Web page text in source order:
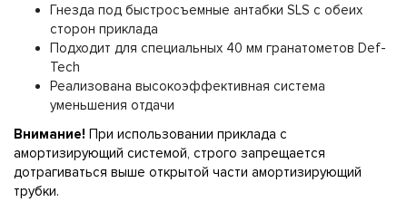
Гнезда под быстросъемные антабки SLS с обеих
сторон приклада
Подходит для специальных 40 мм гранатометов Def-
Tech
Реализована высокоэффективная система
уменьшения отдачи
Внимание! При использовании приклада с
амортизирующий системой, строго запрещается
дотрагиваться выше открытой части амортизирующий
трубки.